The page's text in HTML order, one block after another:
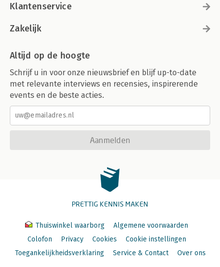
Klantenservice
Zakelijk
Altijd op de hoogte
Schrijf u in voor onze nieuwsbrief en blijf up-to-date
met relevante interviews en recensies, inspirerende
events en de beste acties.
Aanmelden
PRETTIG KENNIS MAKEN
Thuiswinkel waarborg
Algemene voorwaarden
Colofon
Privacy Cookies
Cookie instellingen
Toegankelijkheidsverklaring
Service & Contact Over ons